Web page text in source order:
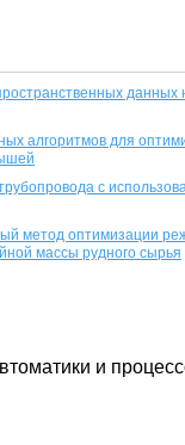
алгоритмов для
с
метод оптимизации
массы рудного сырья
и